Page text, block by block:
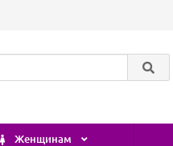
Женщинам